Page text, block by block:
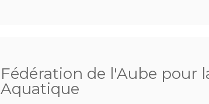
Fédération de l'Aube pour
Aquatique